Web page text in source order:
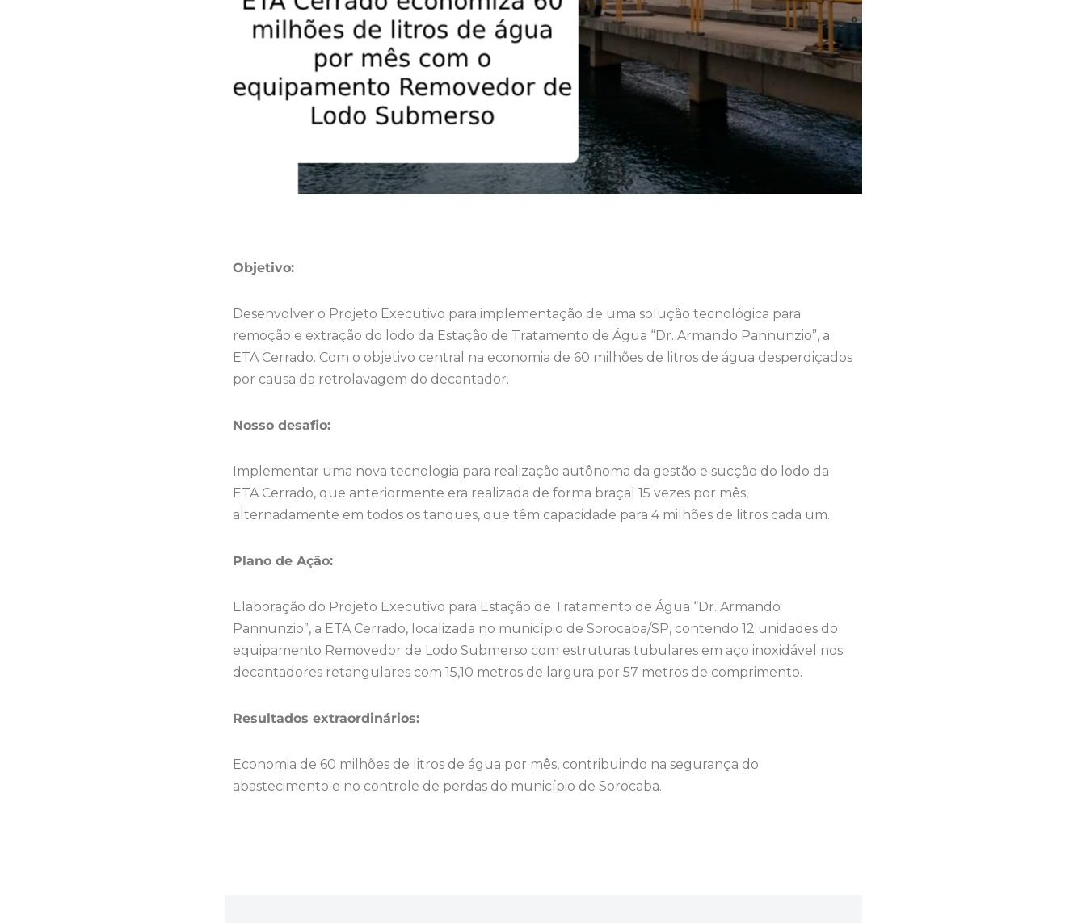
Objetivo:
Desenvolver o Projeto Executivo para implementação de uma solução tecnológica para
remoção e extração do lodo da Estação de Tratamento de Água “Dr. Armando Pannunzio”, a
ETA Cerrado. Com o objetivo central na economia de 60 milhões de litros de água desperdiçados
por causa da retrolavagem do decantador.
Nosso desafio:
Implementar uma nova tecnologia para realização autônoma da gestão e sucção do lodo da
ETA Cerrado, que anteriormente era realizada de forma braçal 15 vezes por mês,
alternadamente em todos os tanques, que têm capacidade para 4 milhões de litros cada um.
Plano de Ação:
Elaboração do Projeto Executivo para Estação de Tratamento de Água “Dr. Armando
Pannunzio”, a ETA Cerrado, localizada no município de Sorocaba/SP, contendo 12 unidades do
equipamento Removedor de Lodo Submerso com estruturas tubulares em aço inoxidável nos
decantadores retangulares com 15,10 metros de largura por 57 metros de comprimento.
Resultados extraordinários:
Economia de 60 milhões de litros de água por mês, contribuindo na segurança do
abastecimento e no controle de perdas do município de Sorocaba.